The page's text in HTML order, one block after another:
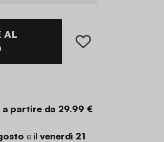
AL
a partire da 29.99 €
e ilvenerdì 21